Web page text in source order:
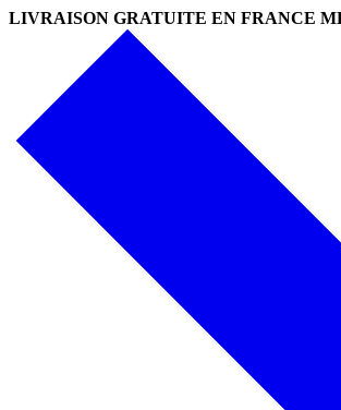
LIVRAISON GRATUITE EN FRANCE